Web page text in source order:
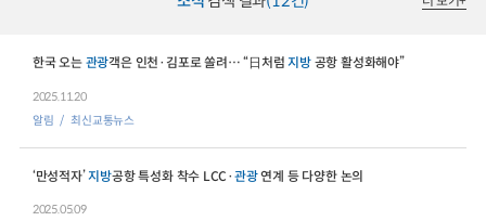
한국 오는 관광객은 인천·김포로 쏠려… “日처럼지방공항 활성화해야”
2025.11.20
알림
최신교통뉴스
‘만성적자’지방공항 특성화 착수 LCC·관광연계 등 다양한 논의
2025.05.09